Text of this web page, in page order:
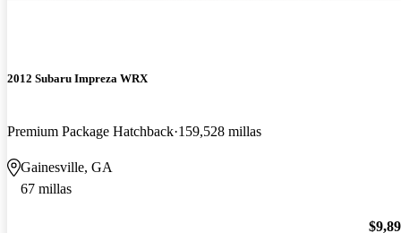
2012 Subaru Impreza WRX
Premium Package Hatchback 159,528 millas
Gainesville, GA
67 millas